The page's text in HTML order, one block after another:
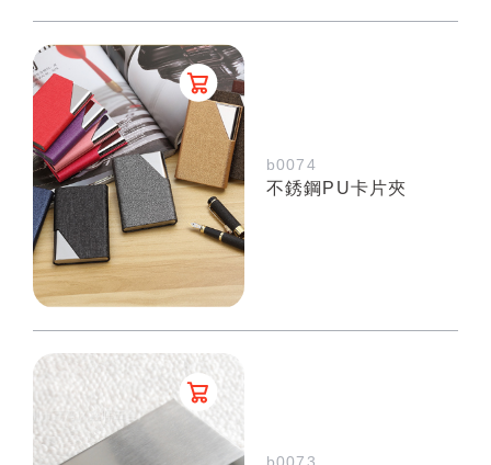
b0074
不銹鋼PU卡片夾
b0073